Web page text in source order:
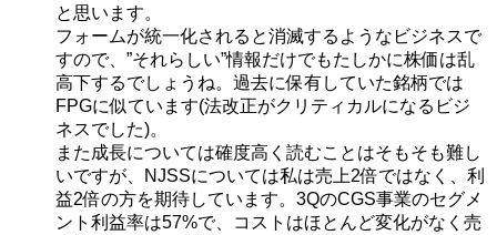
と思います。
フォームが統一化されると消滅するようなビジネスで
すので、”それらしい”情報だけでもたしかに株価は乱
高下するでしょうね。過去に保有していた銘柄では
FPGに似ています(法改正がクリティカルになるビジ
ネスでした)。
また成長については確度高く読むことはそもそも難し
いですが、NJSSについては私は売上2倍ではなく、利
益2倍の方を期待しています。3QのCGS事業のセグメ
ント利益率は57%で、コストはほとんど変化がなく売